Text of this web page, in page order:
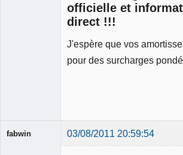
officielle et
direct !!!
J'espère que vos
pour des surcharges
fabwin 03/08/2011 20:59:54